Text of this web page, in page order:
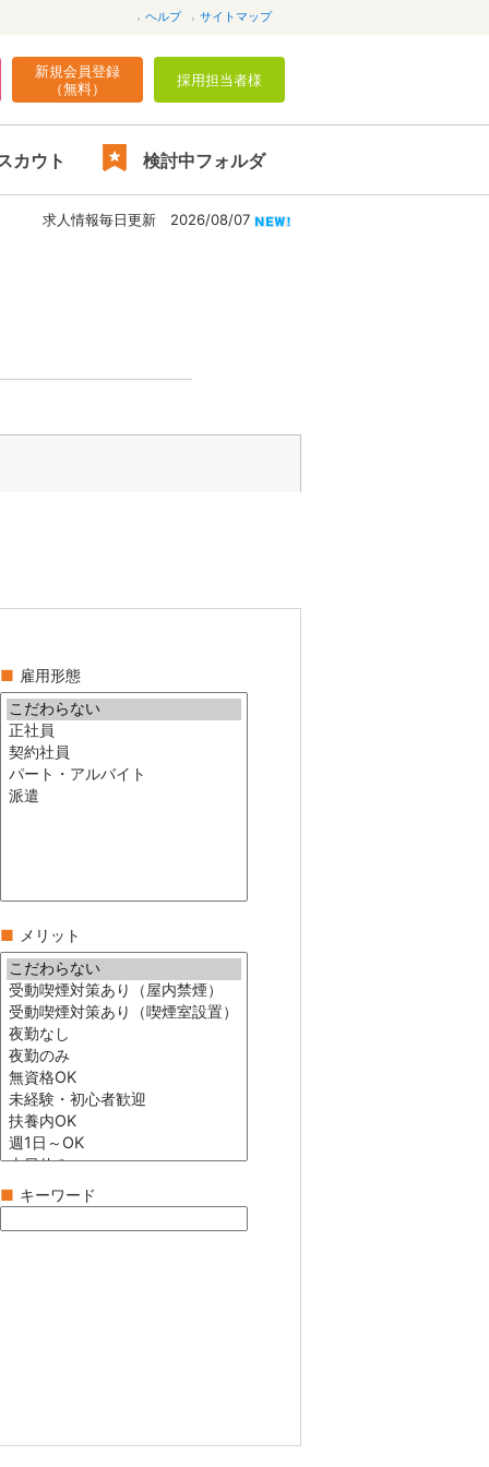
ヘルプ サイトマップ
新規会員登録
（無料）
採用担当者様
カウト 検討中フォルダ
求人情報毎日更新 2026/08/07
■ 雇用形態
■ メリット
■ キーワード